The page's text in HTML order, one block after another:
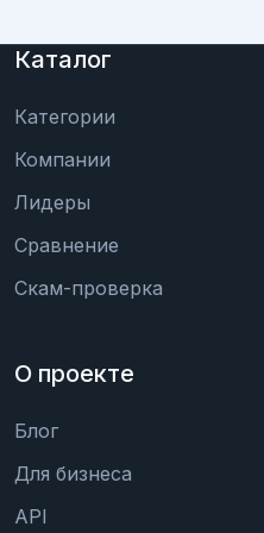
Каталог
Категории
Компании
Лидеры
Сравнение
Скам-проверка
О проекте
Блог
Для бизнеса
API